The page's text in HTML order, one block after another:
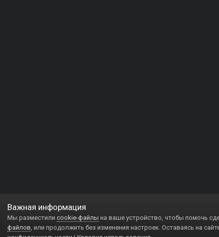
Важная информация
Мы разместили cookie-файлы на ваше устройство, чтобы помочь
файлов, или продолжить без изменения настроек. Оставаясь на